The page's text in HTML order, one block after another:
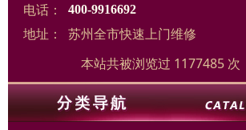
电话： 400-9916692
地址：
苏州全市快速上门维修
本站共被浏览过 1177485 次